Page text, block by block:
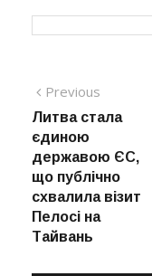
Навігація
записів
Previous
post:
Литва стала
єдиною
державою ЄС,
що публічно
схвалила візит
Пелосі на
Тайвань